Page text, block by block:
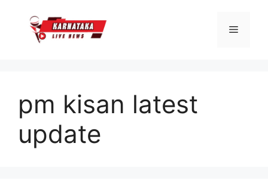
content
Menu
pm kisan latest
update